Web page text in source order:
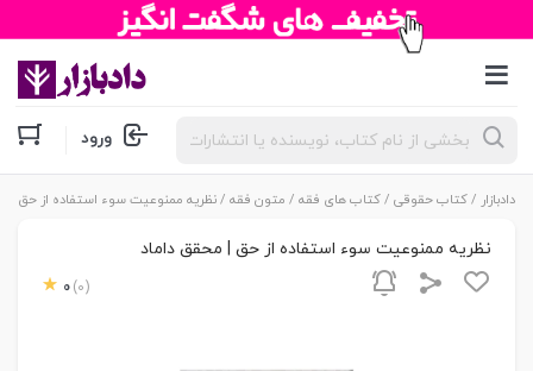
جستجوی
محصولات ورود
دادبازار /کتاب حقوقی /کتاب های فقه / متون فقه / نظریه ممنوعیت سوء استفاده از حق |
نظریه ممنوعیت سوء استفاده از حق | محقق داماد
0 (0)